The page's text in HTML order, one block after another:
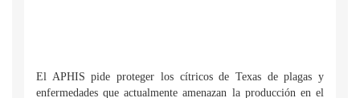
El APHIS pide proteger los cítricos de Texas de plagas y
enfermedades que actualmente amenazan la producción en el